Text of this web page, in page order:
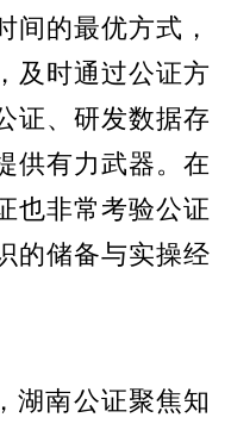
间的最优方式，
及时通过公证方
证、研发数据存
供有力武器。在
也非常考验公证
的储备与实操经
湖南公证聚焦知